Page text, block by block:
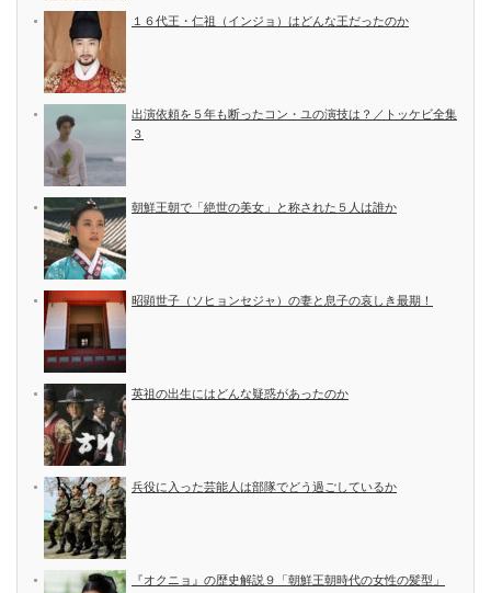
１６代王・仁祖（インジョ）はどんな王だったのか
出演依頼を５年も断ったコン・ユの演技は？／トッケビ全集
３
朝鮮王朝で「絶世の美女」と称された５人は誰か
昭顕世子（ソヒョンセジャ）の妻と息子の哀しき最期！
英祖の出生にはどんな疑惑があったのか
兵役に入った芸能人は部隊でどう過ごしているか
『オクニョ』の歴史解説９「朝鮮王朝時代の女性の髪型」